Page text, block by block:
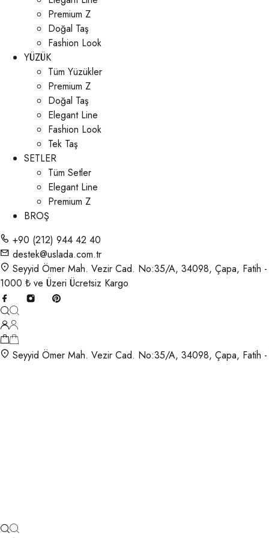
Premium Z
Doğal Taş
Fashion Look
YÜZÜK
Tüm Yüzükler
Premium Z
Doğal Taş
Elegant Line
Fashion Look
Tek Taş
SETLER
Tüm Setler
Elegant Line
Premium Z
BROŞ
+90 (212) 944 42 40
destek@uslada.com.tr
Seyyid Ömer Mah. Vezir Cad. No:35/A, 34098, Çapa, Fatih
1000 ₺ ve Üzeri Ücretsiz Kargo
Seyyid Ömer Mah. Vezir Cad. No:35/A, 34098, Çapa, Fatih